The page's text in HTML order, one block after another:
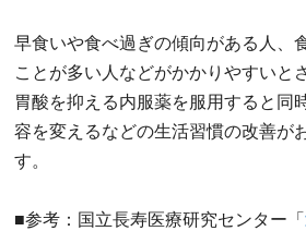
早食いや食べ過ぎの傾向がある人、
ことが多い人などがかかりやすいと
胃酸を抑える内服薬を服用すると同
容を変えるなどの生活習慣の改善が
す。
■参考：国立長寿医療研究センター「